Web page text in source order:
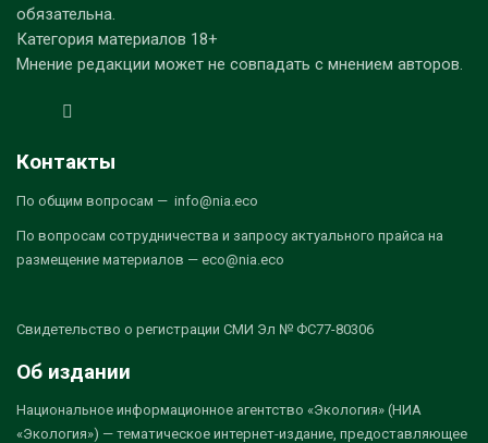
обязательна.
Категория материалов 18+
Мнение редакции может не совпадать с мнением авторов.
Контакты
По общим вопросам — info@nia.eco
По вопросам сотрудничества и запросу актуального прайса на
размещение материалов — eco@nia.eco
Свидетельство о регистрации СМИ Эл № ФС77-80306
Об издании
Национальное информационное агентство «Экология» (НИА
«Экология») — тематическое интернет-издание, предоставляющее